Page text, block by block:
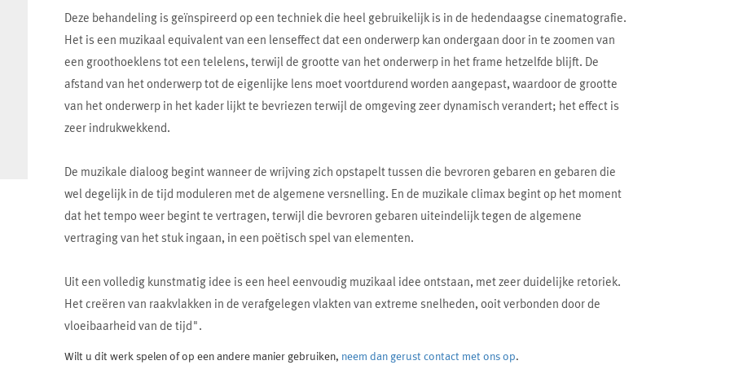
Deze behandeling is geïnspireerd op een techniek die heel gebruikelijk is in de hedendaagse cinematografie.
Het is een muzikaal equivalent van een lenseffect dat een onderwerp kan ondergaan door in te zoomen van
een groothoeklens tot een telelens, terwijl de grootte van het onderwerp in het frame hetzelfde blijft. De
afstand van het onderwerp tot de eigenlijke lens moet voortdurend worden aangepast, waardoor de grootte
van het onderwerp in het kader lijkt te bevriezen terwijl de omgeving zeer dynamisch verandert; het effect is
zeer indrukwekkend.
De muzikale dialoog begint wanneer de wrijving zich opstapelt tussen die bevroren gebaren en gebaren die
wel degelijk in de tijd moduleren met de algemene versnelling. En de muzikale climax begint op het moment
dat het tempo weer begint te vertragen, terwijl die bevroren gebaren uiteindelijk tegen de algemene
vertraging van het stuk ingaan, in een poëtisch spel van elementen.
Uit een volledig kunstmatig idee is een heel eenvoudig muzikaal idee ontstaan, met zeer duidelijke retoriek.
Het creëren van raakvlakken in de verafgelegen vlakten van extreme snelheden, ooit verbonden door de
vloeibaarheid van de tijd".
Wilt u dit werk spelen of op een andere manier gebruiken, neem dan gerust contact met ons op.